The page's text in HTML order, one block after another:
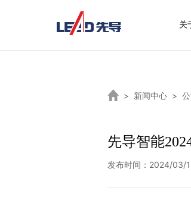
关
> 新闻中心 >
先导智能
发布时间：2024/03/